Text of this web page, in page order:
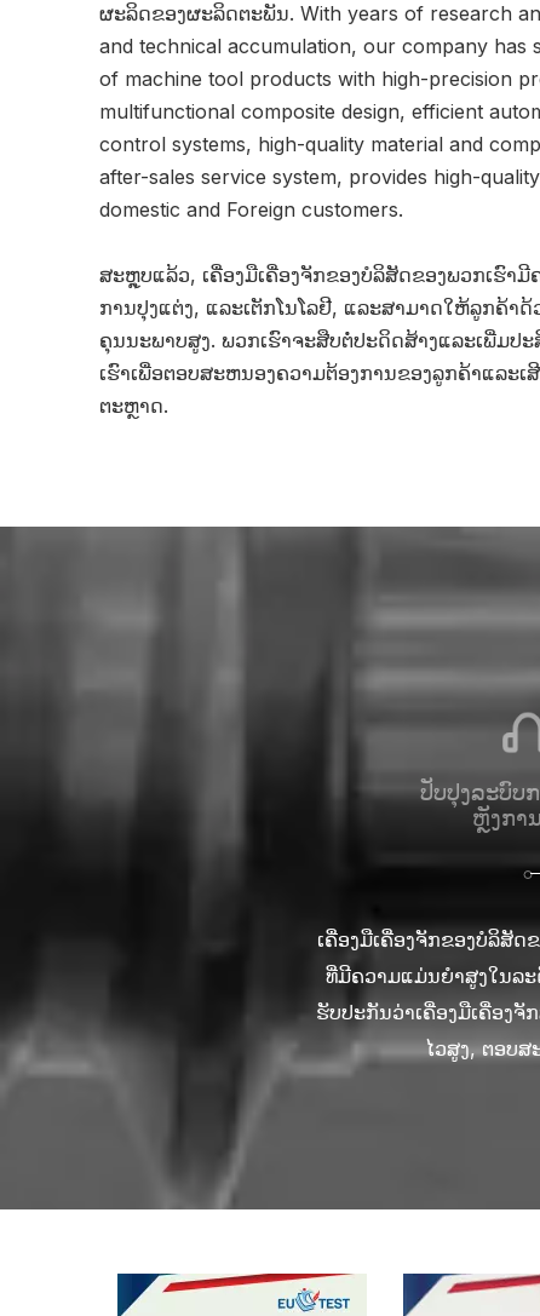
ຜະລິດຂອງຜະລິດຕະພັນ. With years of research
and technical accumulation, our company has
of machine tool products with high-precision
multifunctional composite design, efficient
control systems, high-quality material and
after-sales service system, provides high-
domestic and Foreign customers.
ສະຫຼຸບແລ້ວ, ເຄື່ອງມືເຄື່ອງຈັກຂອງບໍລິສັດຂອງພວກເຮົາ
ການປຸງແຕ່ງ, ແລະເຕັກໂນໂລຢີ, ແລະສາມາດໃຫ້ລູກຄ້າ
ຄຸນນະພາບສູງ. ພວກເຮົາຈະສືບຕໍ່ປະດິດສ້າງແລະເພີ່ມປ
ເຮົາເພື່ອຕອບສະຫນອງຄວາມຕ້ອງການຂອງລູກຄ້າແລະ
ຕະຫຼາດ.
ປັບປຸງລະບົບ
ຫຼັງກາ
ເຄື່ອງມືເຄື່ອງຈັກຂອງບໍລິສັດ
ທີ່ມີຄວາມແມ່ນຍໍາສູງໃນລ
ຮັບປະກັນວ່າເຄື່ອງມືເຄື່ອງ
ໄວສູງ, ຕອບສ
ຜະລິດຕະພັນເຄື່ອງມືເຄື່ອ
milling, ເຈາະ, ເຈາະ,
ແລະພື້ນທີ່ໃນການຊື້ເຄື່ອງ
ເຄື່ອງມືເຄື່ອງຈັກຂອງບໍລິສັ
ການຍຶດເອົາເຄື່ອງເຮັດວຽ
ແຕ່ຫຼຸດຜ່ອນຄວາມເຂັ້ມຂົ້ນຂ
ເຄື່ອງມືເຄື່ອງຈັກຂອງພວ
ຕົນເອງ, ການກວດສອບເວ
ການຈັດການ ແລະຮັກສາອຸ
ການປະຕິບັດຂອງເຄື່ອງມື
ເຄື່ອງຈັກຂອງບໍລິສັດຂອງ
ປະກັນຄວາມຫມັ້ນຄົງແລະຄ
ເຊັ່ນ: ອົງປະກອບໄຟຟ້າ
ການອອກແບບແບບໂມດູນເ
ດູນ, ພວກເຮົາສາມາດຕອບ
ສະຫນອງຄວາມຕ້ອງການຂ
ການຮັກສາແລະການຍົ
ພວກເຮົາເອົາໃຈໃສ່ຢ່າງໃ
ການບໍລິການຫລັງການຂາ
ລະຫວ່າງການນຳໃຊ້ຜ່ານສ
ການຂາຍແບບມືອາຊີບຂອ